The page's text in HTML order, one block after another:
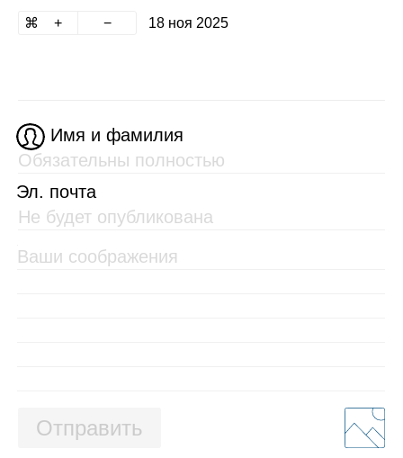
18 ноя 2025
Имя и фамилия
Эл. почта
Отправить